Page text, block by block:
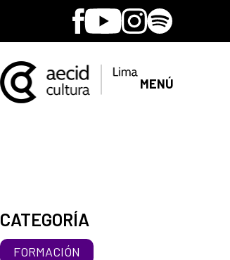
Facebook
YoutubeInstagram
Spotify
MENÚ
CATEGORÍA
FORMACIÓN